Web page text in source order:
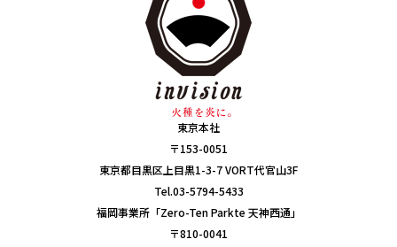
東京本社
〒153-0051
東京都目黒区上目黒1-3-7 VORT代官山3F
Tel.03-5794-5433
福岡事業所「Zero-Ten Parkte 天神西通」
〒810-0041